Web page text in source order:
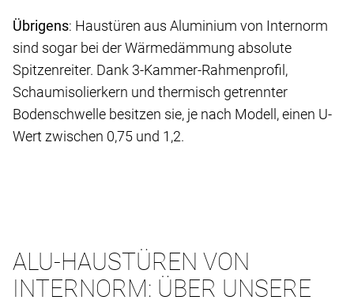
Übrigens: Haustüren aus Aluminium von Internorm
sind sogar bei der Wärmedämmung absolute
Spitzenreiter. Dank 3-Kammer-Rahmenprofil,
Schaumisolierkern und thermisch getrennter
Bodenschwelle besitzen sie, je nach Modell, einen U-
Wert zwischen 0,75 und 1,2.
ALU-HAUSTÜREN VON
INTERNORM: ÜBER UNSERE